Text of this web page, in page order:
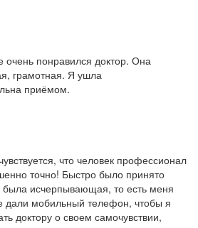
понравился доктор. Она
грамотная. Я ушла
приёмом.
что человек профессионал
точно! Быстро было принято
была исчерпывающая, то есть меня
дали мобильный телефон, чтобы я
доктору о своем самочувствии,